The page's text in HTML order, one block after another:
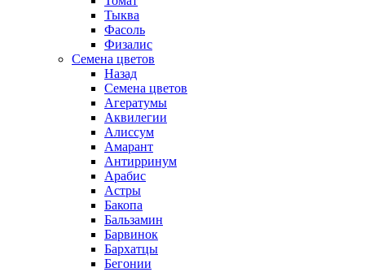
Тыква
Фасоль
Физалис
Семена цветов
Назад
Семена цветов
Агератумы
Аквилегии
Алиссум
Амарант
Антирринум
Арабис
Астры
Бакопа
Бальзамин
Барвинок
Бархатцы
Бегонии